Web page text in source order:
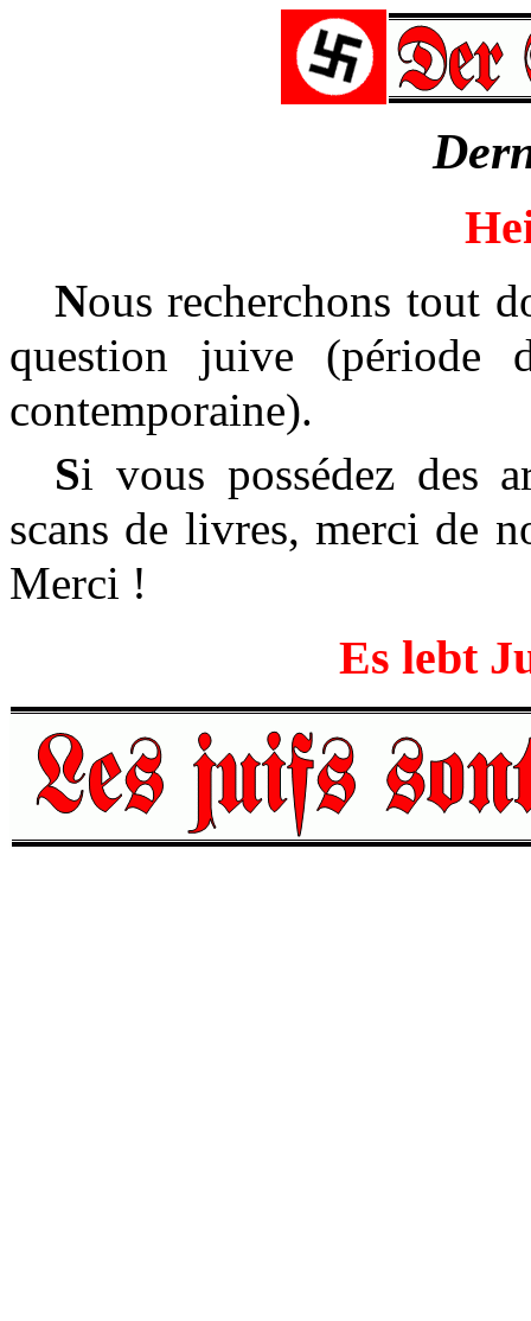
D
Nous recherchons tout
question juive (période
contemporaine).
Si vous possédez des
scans de livres, merci de
Merci !
Es lebt